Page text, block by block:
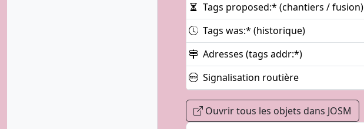
Tags proposed:* (chantiers / fusion)
Tags was:* (historique)
Adresses (tags addr:*)
Signalisation routière
Ouvrir tous les objets dans JOSM